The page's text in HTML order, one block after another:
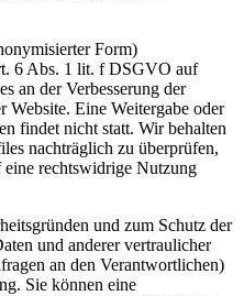
Form)
6 Abs. 1 lit. f DSGVO auf
an der Verbesserung der
Website. Eine Weitergabe oder
findet nicht statt. Wir behalten
nachträglich zu überprüfen,
rechtswidrige Nutzung
und zum Schutz der
und anderer vertraulicher
an den Verantwortlichen)
Sie können eine